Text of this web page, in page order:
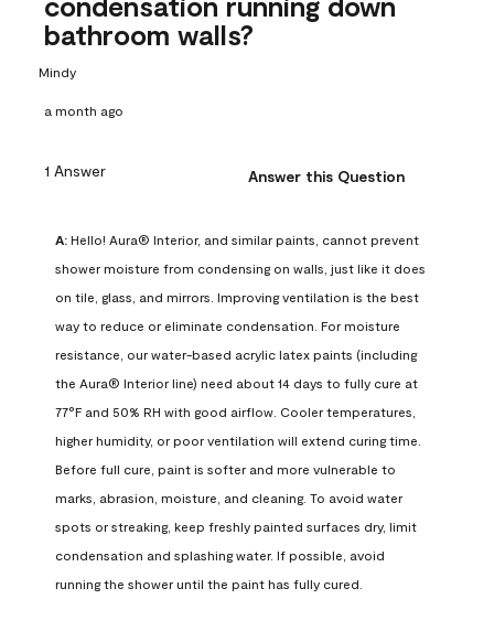
bathroom walls?
Mindy
a month ago
1 Answer Answer this Question
A: Hello! Aura® Interior, and similar paints, cannot prevent
shower moisture from condensing on walls, just like it does
on tile, glass, and mirrors. Improving ventilation is the best
way to reduce or eliminate condensation. For moisture
resistance, our water-based acrylic latex paints (including
the Aura® Interior line) need about 14 days to fully cure at
77°F and 50% RH with good airflow. Cooler temperatures,
higher humidity, or poor ventilation will extend curing time.
Before full cure, paint is softer and more vulnerable to
marks, abrasion, moisture, and cleaning. To avoid water
spots or streaking, keep freshly painted surfaces dry, limit
condensation and splashing water. If possible, avoid
running the shower until the paint has fully cured.